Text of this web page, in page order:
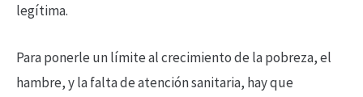
legítima.
Para ponerle un límite al crecimiento de la pobreza, el
hambre, y la falta de atención sanitaria, hay que